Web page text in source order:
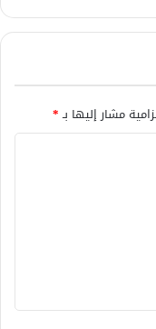
مشار إليها بـ*